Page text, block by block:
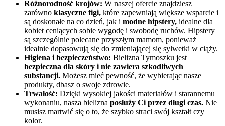
Różnorodność krojów: W naszej ofercie znajdziesz
zarówno klasyczne figi, które zapewniają większe wsparcie i
są doskonałe na co dzień, jak i modne hipstery, idealne dla
kobiet ceniących sobie wygodę i swobodę ruchów. Hipstery
są szczególnie polecane przyszłym mamom, ponieważ
idealnie dopasowują się do zmieniającej się sylwetki w ciąży.
Higiena i bezpieczeństwo: Bielizna Tymoszku jest
bezpieczna dla skóry i nie zawiera szkodliwych
substancji. Możesz mieć pewność, że wybierając nasze
produkty, dbasz o swoje zdrowie.
Trwałość: Dzięki wysokiej jakości materiałów i starannemu
wykonaniu, nasza bielizna posłuży Ci przez długi czas. Nie
musisz martwić się o to, że szybko straci swój kształt czy
kolor.